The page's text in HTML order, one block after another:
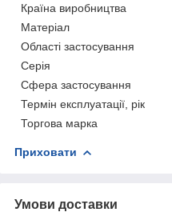
Країна виробництва
Матеріал
Області застосування
Серія
Сфера застосування
Термін експлуатації, рік
Торгова марка
Приховати
Умови доставки